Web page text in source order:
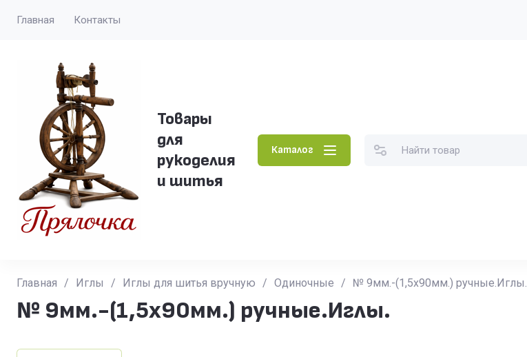
Главная Контакты
Товары
для
рукоделия
и шитья
Каталог
Главная / Иглы / Иглы для шитья вручную / Одиночные / № 9мм.-(1,5х90мм.) ручные.Иглы.
№ 9мм.-(1,5х90мм.) ручные.Иглы.